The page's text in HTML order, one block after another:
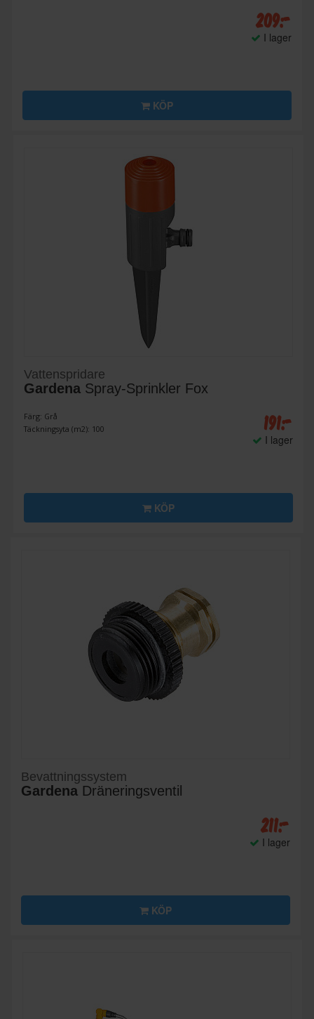
209:-
I lager
KÖP
Vattenspridare
Gardena Spray-Sprinkler Fox
Färg: Grå
Täckningsyta (m2): 100
191:-
I lager
KÖP
Bevattningssystem
Gardena Dräneringsventil
211:-
I lager
KÖP